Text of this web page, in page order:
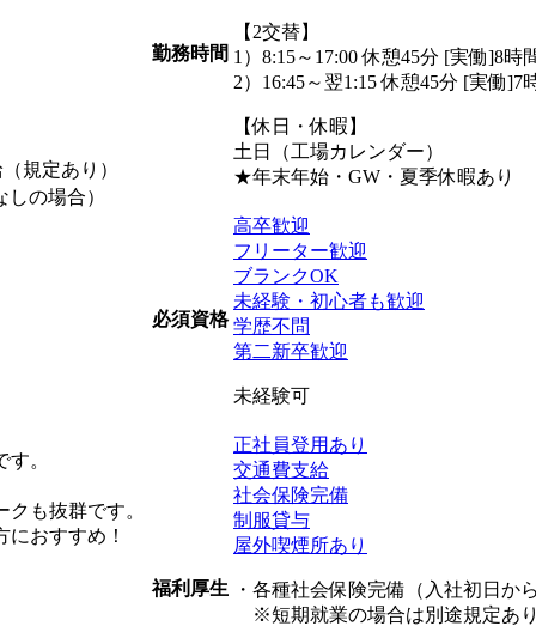
規定あり）
の場合）
。
も抜群です。
おすすめ！
勤務時間
【2交替】
1）8:15～17:00 休憩45分 [実働]8時
2）16:45～翌1:15 休憩45分 [実働]7
【休日・休暇】
土日（工場カレンダー）
★年末年始・GW・夏季休暇あり
必須資格
高卒歓迎
フリーター歓迎
ブランクOK
未経験・初心者も歓迎
学歴不問
第二新卒歓迎
未経験可
福利厚生
正社員登用あり
交通費支給
社会保険完備
制服貸与
屋外喫煙所あり
・各種社会保険完備（入社初日か
※短期就業の場合は別途規定あり